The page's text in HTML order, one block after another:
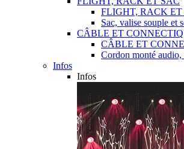
FLIGHT, RACK ET
Sac, valise souple et
CÂBLE ET
CÂBLE ET
Cordon monté audio,
Infos
Infos